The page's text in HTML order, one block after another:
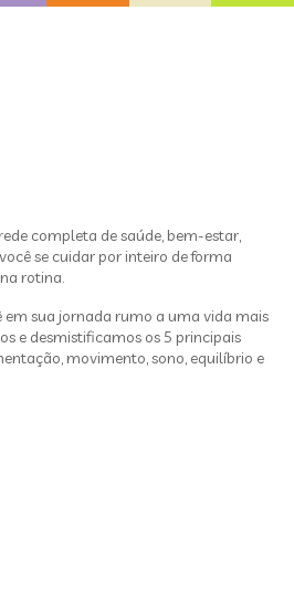
completa de saúde, bem-estar,
se cuidar por inteiro de forma
rotina.
em sua jornada rumo a uma vida mais
e desmistificamos os 5 principais
movimento, sono, equilíbrio e